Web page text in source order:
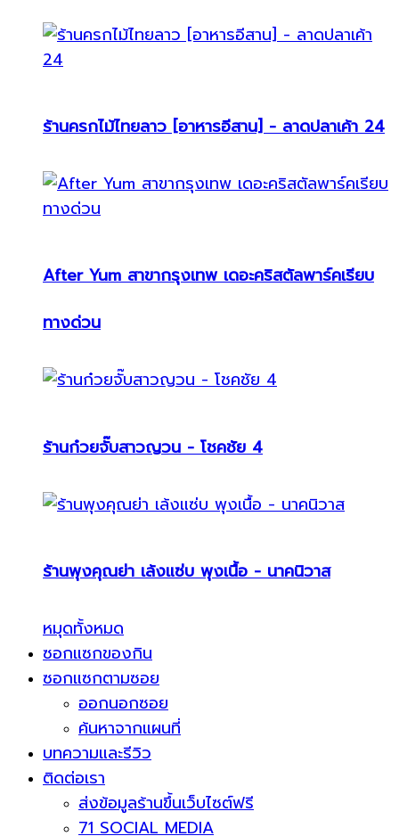
ร้านครกไม้ไทยลาว [อาหารอีสาน] - ลาดปลาเค้า 24
After Yum สาขากรุงเทพ เดอะคริสตัลพาร์คเรียบ
ทางด่วน
ร้านก๋วยจั๊บสาวญวน - โชคชัย 4
ร้านพุงคุณย่า เล้งแซ่บ พุงเนื้อ - นาคนิวาส
หมุดทั้งหมด
ซอกแซกของกิน
ซอกแซกตามซอย
ออกนอกซอย
ค้นหาจากแผนที่
บทความและรีวิว
ติดต่อเรา
ส่งข้อมูลร้านขึ้นเว็บไซต์ฟรี
71 SOCIAL MEDIA